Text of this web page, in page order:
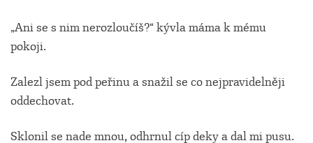
„Ani se s nim nerozloučíš?“ kývla máma k mému
pokoji.
Zalezl jsem pod peřinu a snažil se co nejpravidelněji
oddechovat.
Sklonil se nade mnou, odhrnul cíp deky a dal mi pusu.